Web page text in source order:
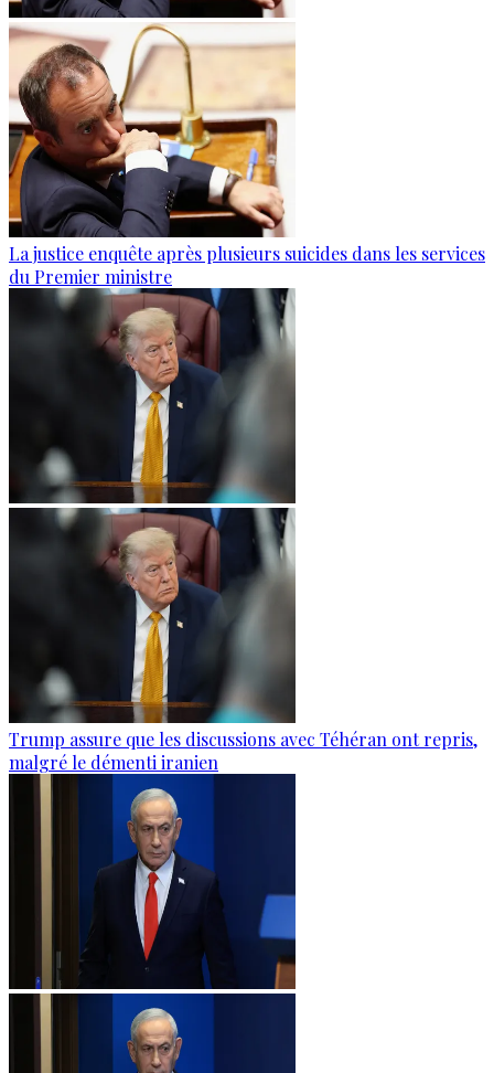
La justice enquête après plusieurs suicides dans les services
du Premier ministre
Trump assure que les discussions avec Téhéran ont repris,
malgré le démenti iranien